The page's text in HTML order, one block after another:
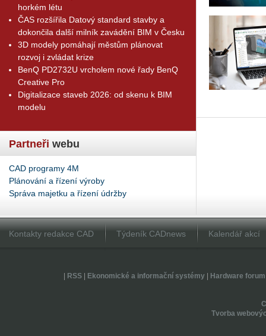
horkém létu
ČAS rozšířila Datový standard stavby a
dokončila další milník zavádění BIM v Česku
3D modely pomáhají městům plánovat
rozvoj i zvládat krize
BenQ PD2732U vrcholem nové řady BenQ
Creative Pro
Digitalizace staveb 2026: od skenu k BIM
modelu
Partneři webu
CAD programy 4M
Plánování a řízení výroby
Správa majetku a řízení údržby
Kontakty redakce CAD Týdeník CADnews Kalendář akcí
RSS| Ekonomické a informační systémy| Hardware forum
Tvorba